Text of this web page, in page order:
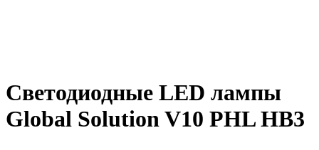
Светодиодные LED лампы
Global Solution V10 PHL HB3